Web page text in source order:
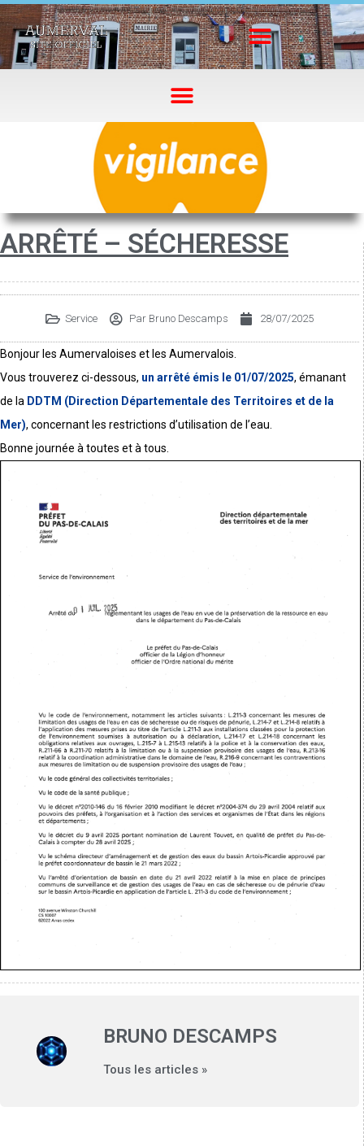
ARRÊTÉ – SÉCHERESSE
Service Par Bruno Descamps 28/07/2025
Bonjour les Aumervaloises et les Aumervalois.
Vous trouverez ci-dessous, un arrêté émis le 01/07/2025, émanant
de la DDTM (Direction Départementale des Territoires et de la
Mer), concernant les restrictions d’utilisation de l’eau.
Bonne journée à toutes et à tous.
BRUNO DESCAMPS
Tous les articles »